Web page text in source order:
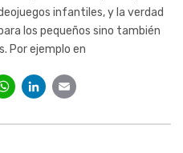
infantiles, y la verdad
los pequeños sino también
Por ejemplo en
WhatsApp
LinkedIn